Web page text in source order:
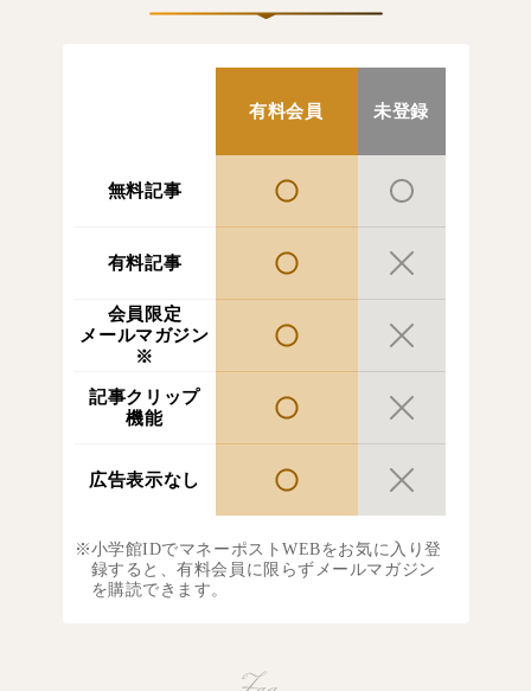
有料会員 未登録
無料記事
有料記事
会員限定
メールマガジン
※
記事クリップ
機能
広告表示なし
小学館IDでマネーポストWEBをお気に入り登
録すると、有料会員に限らずメールマガジン
を購読できます。